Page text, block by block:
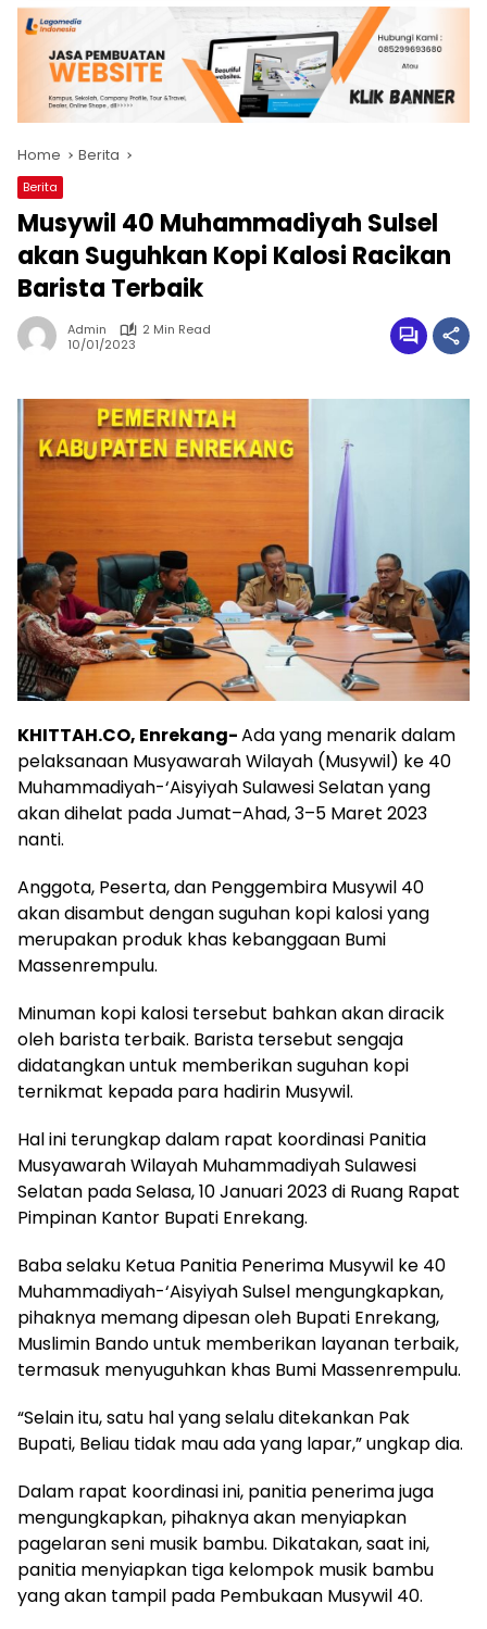
Home Berita
Berita
Musywil 40 Muhammadiyah Sulsel
akan Suguhkan Kopi Kalosi Racikan
Barista Terbaik
Admin
2 Min Read
10/01/2023
KHITTAH.CO, Enrekang-Ada yang menarik dalam
pelaksanaan Musyawarah Wilayah (Musywil) ke 40
Muhammadiyah-‘Aisyiyah Sulawesi Selatan yang
akan dihelat pada Jumat–Ahad, 3–5 Maret 2023
nanti.
Anggota, Peserta, dan Penggembira Musywil 40
akan disambut dengan suguhan kopi kalosi yang
merupakan produk khas kebanggaan Bumi
Massenrempulu.
Minuman kopi kalosi tersebut bahkan akan diracik
oleh barista terbaik. Barista tersebut sengaja
didatangkan untuk memberikan suguhan kopi
ternikmat kepada para hadirin Musywil.
Hal ini terungkap dalam rapat koordinasi Panitia
Musyawarah Wilayah Muhammadiyah Sulawesi
Selatan pada Selasa, 10 Januari 2023 di Ruang Rapat
Pimpinan Kantor Bupati Enrekang.
Baba selaku Ketua Panitia Penerima Musywil ke 40
Muhammadiyah-‘Aisyiyah Sulsel mengungkapkan,
pihaknya memang dipesan oleh Bupati Enrekang,
Muslimin Bando untuk memberikan layanan terbaik,
termasuk menyuguhkan khas Bumi Massenrempulu.
“Selain itu, satu hal yang selalu ditekankan Pak
Bupati, Beliau tidak mau ada yang lapar,” ungkap dia.
Dalam rapat koordinasi ini, panitia penerima juga
mengungkapkan, pihaknya akan menyiapkan
pagelaran seni musik bambu. Dikatakan, saat ini,
panitia menyiapkan tiga kelompok musik bambu
yang akan tampil pada Pembukaan Musywil 40.